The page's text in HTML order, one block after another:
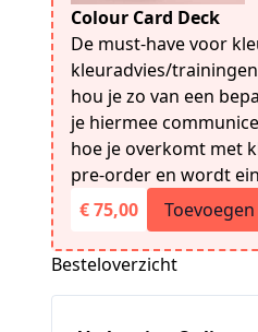
Colour Card Deck
De must-have voor
kleuradvies/
hou je zo van een
je hiermee
hoe je overkomt met
pre-order en wordt
€ 75,00
Toevoegen
Besteloverzicht